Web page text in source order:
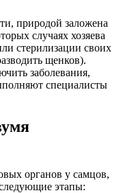
природой заложена
случаях хозяева
стерилизации своих
щенков).
заболевания,
специалисты
органов у самцов,
этапы: